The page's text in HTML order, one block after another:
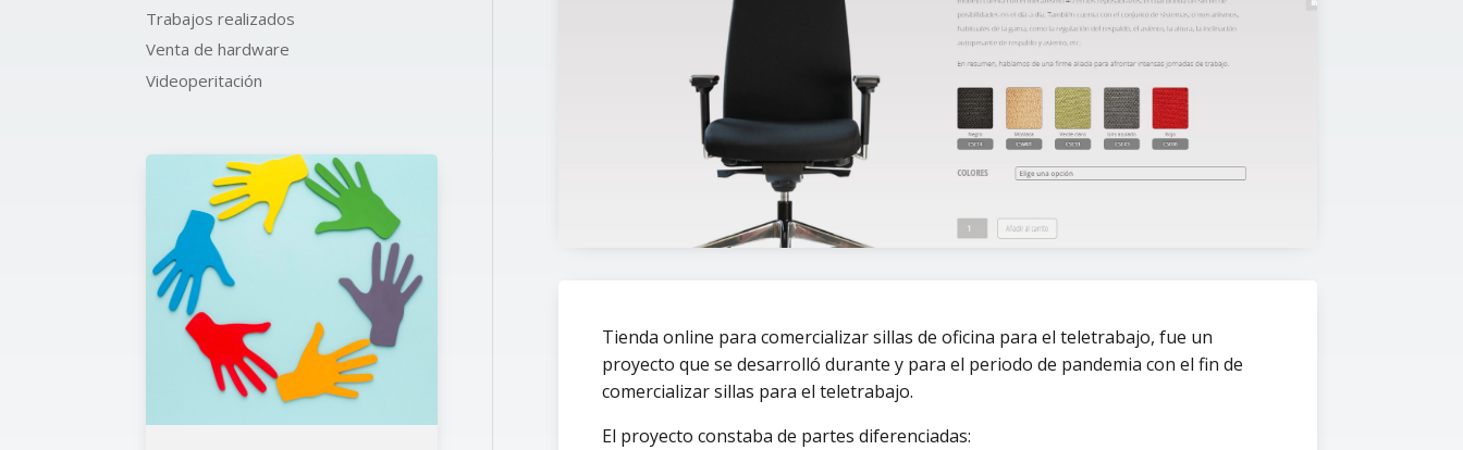
Trabajos realizados
Venta de hardware
Videoperitación
Tienda online para comercializar sillas de oficina para el teletrabajo, fue un
proyecto que se desarrolló durante y para el periodo de pandemia con el fin de
comercializar sillas para el teletrabajo.
El proyecto constaba de partes diferenciadas: